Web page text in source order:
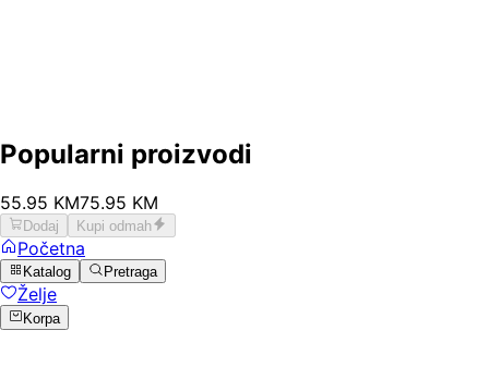
Popularni proizvodi
55.95 KM75.95 KM
Dodaj Kupi odmah
Početna
Katalog Pretraga
Želje
Korpa